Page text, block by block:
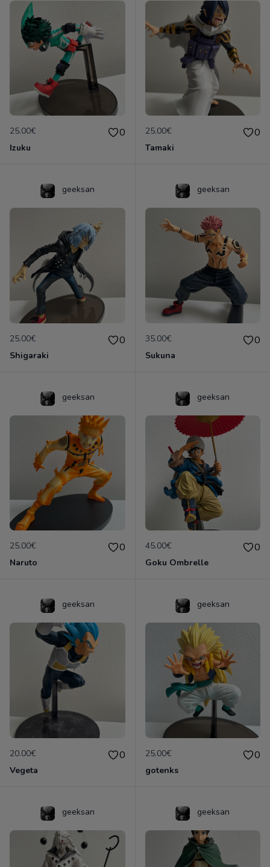
25.00€ 0
Izuku
25.00€ 0
Tamaki
geeksan
25.00€ 0
Shigaraki
geeksan
35.00€ 0
Sukuna
geeksan
25.00€ 0
Naruto
geeksan
45.00€ 0
Goku Ombrelle
geeksan
20.00€ 0
Vegeta
geeksan
25.00€ 0
gotenks
geeksan geeksan